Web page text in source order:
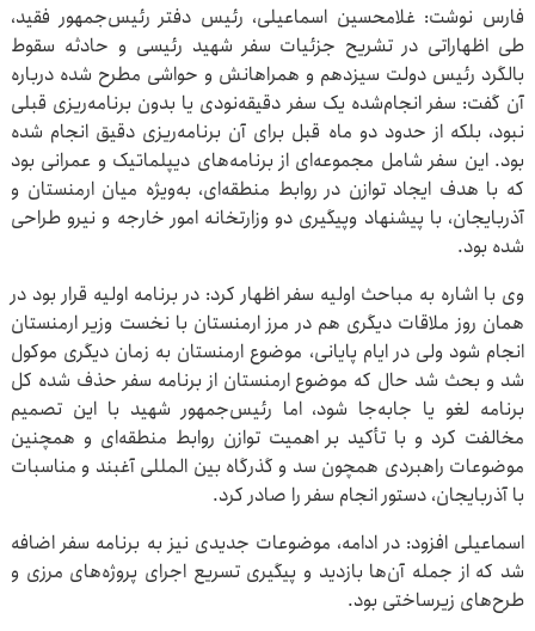
فارس نوشت: غلامحسین اسماعیلی، رئیس دفتر رئیس‌جمهور فقید،
طی اظهاراتی در تشریح جزئیات سفر شهید رئیسی و حادثه سقوط
بالگرد رئیس دولت سیزدهم و همراهانش و حواشی مطرح شده درباره
آن گفت: سفر انجام‌شده یک سفر دقیقه‌نودی یا بدون برنامه‌ریزی قبلی
نبود، بلکه از حدود دو ماه قبل برای آن برنامه‌ریزی دقیق انجام شده
بود. این سفر شامل مجموعه‌ای از برنامه‌های دیپلماتیک و عمرانی بود
که با هدف ایجاد توازن در روابط منطقه‌ای، به‌ویژه میان ارمنستان و
آذربایجان، با پیشنهاد وپیگیری دو وزارتخانه امور خارجه و نیرو طراحی
شده بود.
وی با اشاره به مباحث اولیه سفر اظهار کرد: در برنامه اولیه قرار بود در
همان روز ملاقات دیگری هم در مرز ارمنستان با نخست وزیر ارمنستان
انجام شود ولی در ایام پایانی، موضوع ارمنستان به زمان دیگری موکول
شد و بحث شد حال که موضوع ارمنستان از برنامه سفر حذف شده کل
برنامه لغو یا جابه‌جا شود، اما رئیس‌جمهور شهید با این تصمیم
مخالفت کرد و با تأکید بر اهمیت توازن روابط منطقه‌ای و همچنین
موضوعات راهبردی همچون سد و گذرگاه بین المللی آغبند و مناسبات
با آذربایجان، دستور انجام سفر را صادر کرد.
اسماعیلی افزود: در ادامه، موضوعات جدیدی نیز به برنامه سفر اضافه
شد که از جمله آن‌ها بازدید و پیگیری تسریع اجرای پروژه‌های مرزی و
طرح‌های زیرساختی بود.